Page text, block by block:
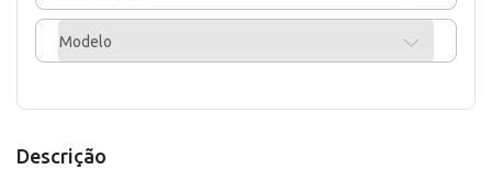
Modelo
Descrição